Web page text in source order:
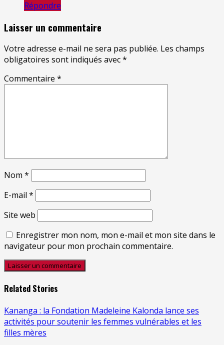
Répondre
Laisser un commentaire
Votre adresse e-mail ne sera pas publiée. Les champs
obligatoires sont indiqués avec*
Commentaire *
Nom *
E-mail *
Site web
Enregistrer mon nom, mon e-mail et mon site dans le
navigateur pour mon prochain commentaire.
Related Stories
Kananga : la Fondation Madeleine Kalonda lance ses
activités pour soutenir les femmes vulnérables et les
filles mères